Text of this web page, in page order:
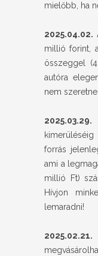
mielőbb, ha
2025.04.02.
millió forint,
összeggel
autóra
nem
2025.03.29.
forrás
ami a
millió Ft)
Hívjon
lemaradni!
2025.02.21.